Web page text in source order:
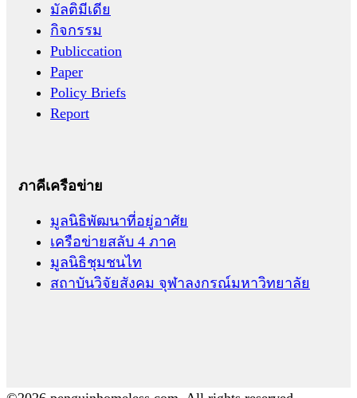
มัลติมีเดีย
กิจกรรม
Publiccation
Paper
Policy Briefs
Report
ภาคีเครือข่าย
มูลนิธิพัฒนาที่อยู่อาศัย
เครือข่ายสลับ 4 ภาค
มูลนิธิชุมชนไท
สถาบันวิจัยสังคม จุฬาลงกรณ์มหาวิทยาลัย